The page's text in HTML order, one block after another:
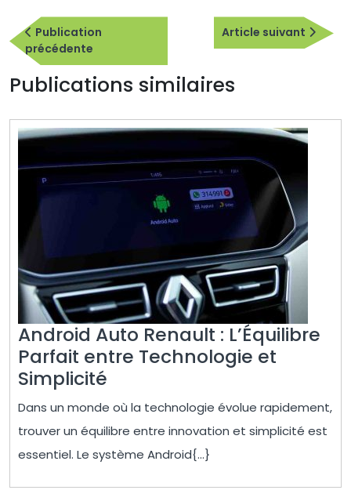
Navigation
de
l’article
Publication
précédente
précédente
Article suivant
Publications similaires
Android Auto Renault : L’Équilibre
Parfait entre Technologie et
Simplicité
Auto
Renault
:
L’Équilibre
Parfait
Dans un monde où la technologie évolue rapidement,
trouver un équilibre entre innovation et simplicité est
essentiel. Le système Android{...}